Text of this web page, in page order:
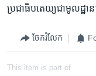
ប្រជាធិបតេយ្យ​ជា​មូលដ្ឋ
ចែករំលែក
This item is part of